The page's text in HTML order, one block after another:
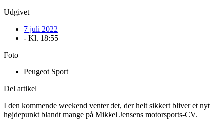
Udgivet
7 juli 2022
- Kl. 18:55
Foto
Peugeot Sport
Del artikel
I den kommende weekend venter det, der helt sikkert bliver et nyt
højdepunkt blandt mange på Mikkel Jensens motorsports-CV.